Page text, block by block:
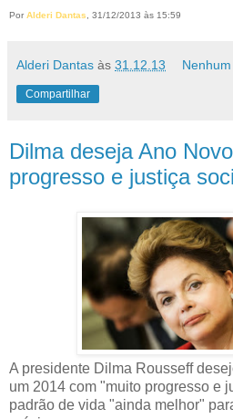
Por Alderi Dantas, 31/12/2013 às 15:59
Alderi Dantas às 31.12.13
Compartilhar
Dilma deseja Ano
progresso e justiça
A presidente Dilma Rousseff
um 2014 com "muito progresso e
padrão de vida "ainda melhor"